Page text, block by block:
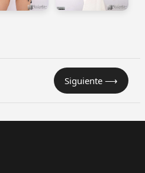
Siguiente ⟶